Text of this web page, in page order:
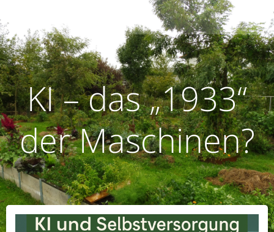
Zum
Inhalt
springen
KI – das „1933“
der Maschinen?